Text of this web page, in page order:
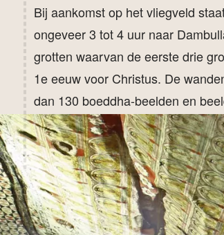
Bij aankomst op het vliegveld
ongeveer 3 tot 4 uur naar
grotten waarvan de eerste drie
1e eeuw voor Christus. De
dan 130 boeddha-beelden en